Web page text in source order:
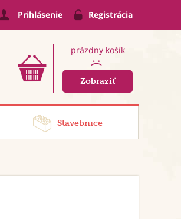
Prihlásenie Registrácia
prázdny košík
:(
Zobraziť
Stavebnice